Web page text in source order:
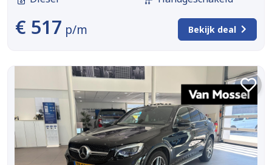
€ 517 p/m Bekijk deal